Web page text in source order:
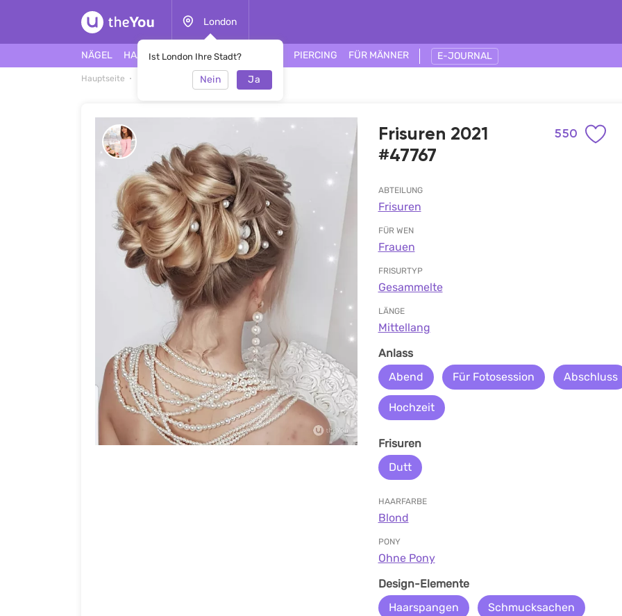
London
Ist London Ihre Stadt?
Nein Ja
NÄGEL HAARE GESICHT TÄTOWIERUNG PIERCING FÜR MÄNNER E-JOURNAL
Hauptseite Frisuren 2021 #47767
Frisuren 2021
#47767
550
ABTEILUNG
Frisuren
FÜR WEN
Frauen
FRISURTYP
Gesammelte
LÄNGE
Mittellang
Anlass
Abend
Für Fotosession Abschluss
Hochzeit
Frisuren
Dutt
HAARFARBE
Blond
PONY
Ohne Pony
Design-Elemente
Haarspangen
Schmucksachen